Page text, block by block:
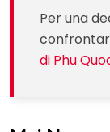
Per una
di Phu